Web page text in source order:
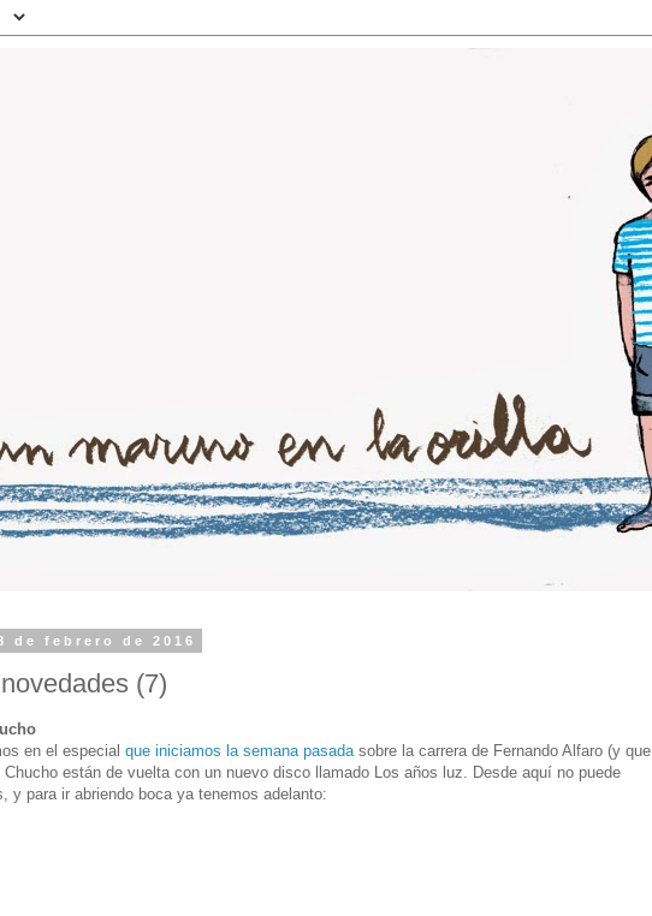
de febrero de 2016
(7)
en el especial que iniciamos la semana pasada sobre la carrera de Fernando Alfaro (y que
están de vuelta con un nuevo disco llamado Los años luz. Desde aquí no puede
y para ir abriendo boca ya tenemos adelanto: